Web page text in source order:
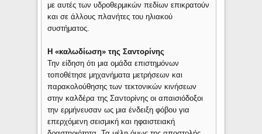
με αυτές των υδροθερμικών πεδίων επικρατούν
και σε άλλους πλανήτες του ηλιακού
συστήματος.
Η «καλωδίωση» της Σαντορίνης
Την είδηση ότι μια ομάδα επιστημόνων
τοποθέτησε μηχανήματα μετρήσεων και
παρακολούθησης των τεκτονικών κινήσεων
στην καλδέρα της Σαντορίνης οι απαισιόδοξοι
την ερμήνευσαν ως μια ένδειξη φόβου για
επερχόμενη σεισμική και ηφαιστειακή